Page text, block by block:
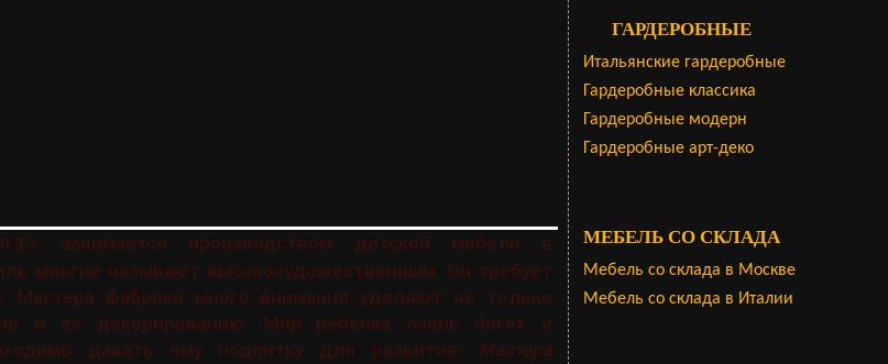
занимается производством детской мебели в
многие называют высокохудожественным. Он требует
Мастера фабрики много внимания уделяют не только
и ее декорированию. Мир ребенка очень богат и
давать ему подпитку для развития.
Мастера
ГАРДЕРОБНЫЕ
Итальянские гардеробные
Гардеробные классика
Гардеробные модерн
Гардеробные арт-деко
МЕБЕЛЬ СО СКЛАДА
Мебель со склада в Москве
Мебель со склада в Италии